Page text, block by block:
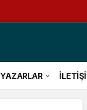
YAZARLAR